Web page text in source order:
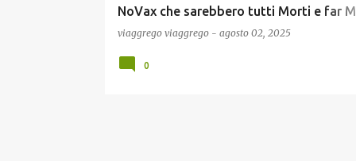
NoVax che sarebbero tutti Morti e far
gli Altri ? Ecco Noi siamo ancora tutti
all'ennesima idiozia del West Nile :)
viaggrego viaggrego - agosto 02, 2025
0